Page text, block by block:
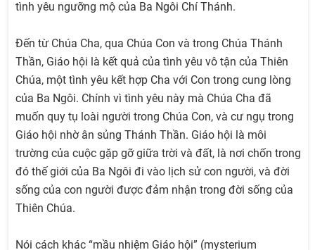
tình yêu ngưỡng mộ của Ba Ngôi Chí Thánh.
Đến từ Chúa Cha, qua Chúa Con và trong Chúa Thánh
Thần, Giáo hội là kết quả của tình yêu vô tận của Thiên
Chúa, một tình yêu kết hợp Cha với Con trong cung lòng
của Ba Ngôi. Chính vì tình yêu này mà Chúa Cha đã
muốn quy tụ loài người trong Chúa Con, và cư ngụ trong
Giáo hội nhờ ân sủng Thánh Thần. Giáo hội là môi
trường của cuộc gặp gỡ giữa trời và đất, là nơi chốn trong
đó thế giới của Ba Ngôi đi vào lịch sử con người, và đời
sống của con người được đảm nhận trong đời sống của
Thiên Chúa.
Nói cách khác “mầu nhiệm Giáo hội” (mysterium